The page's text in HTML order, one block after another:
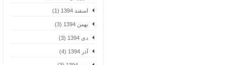
اسفند 1394 (1)
بهمن 1394 (3)
دی 1394 (3)
آذر 1394 (4)